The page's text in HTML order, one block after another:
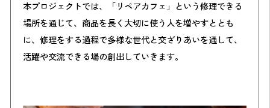
本プロジェクトでは、「リペアカフェ」という修理できる
場所を通じて、商品を長く大切に使う人を増やすととも
に、修理をする過程で多様な世代と交ざりあいを通して、
活躍や交流できる場の創出していきます。